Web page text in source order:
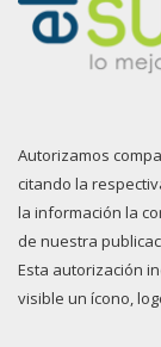
Autorizamos
citando la
la información la
de nuestra
Esta autorización
visible un ícono,